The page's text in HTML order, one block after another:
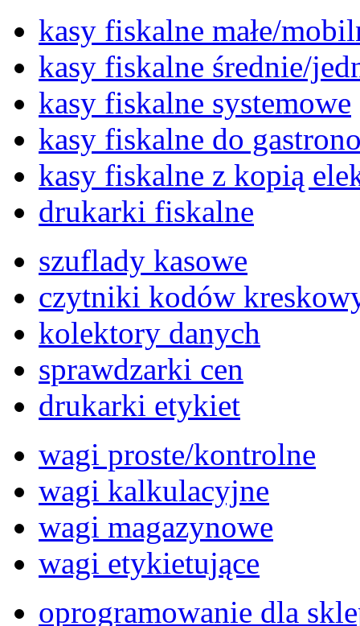
kasy fiskalne małe/
kasy fiskalne średnie/
kasy fiskalne systemowe
kasy fiskalne do
kasy fiskalne z kopią
drukarki fiskalne
szuflady kasowe
czytniki kodów
kolektory danych
sprawdzarki cen
drukarki etykiet
wagi proste/kontrolne
wagi kalkulacyjne
wagi magazynowe
wagi etykietujące
oprogramowanie dla